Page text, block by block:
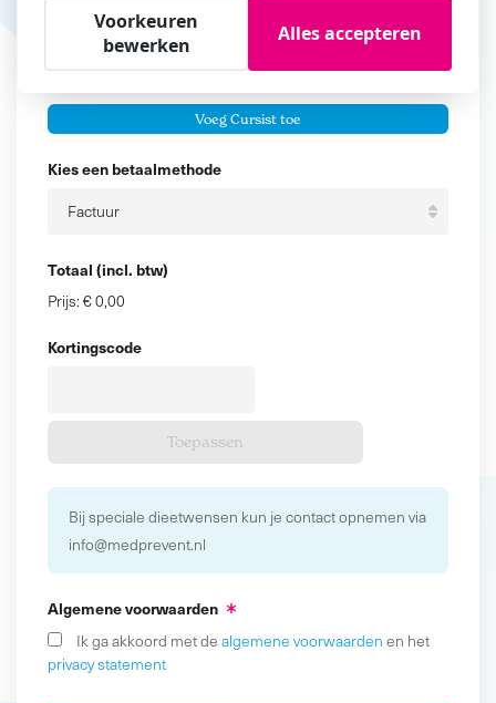
Voeg cursisten toe
Tussenvoegsel
Er zijn geencursisten.
Voeg Cursist toe
Kies een betaalmethode
Totaal (incl. btw)
Prijs: € 0,00
Kortingscode
Bij speciale dieetwensen kun je contact opnemen via
info@medprevent.nl
Algemene voorwaarden
Ik ga akkoord met de algemene voorwaarden en het
privacy statement
Voorkeuren
bewerken
Alles accepteren